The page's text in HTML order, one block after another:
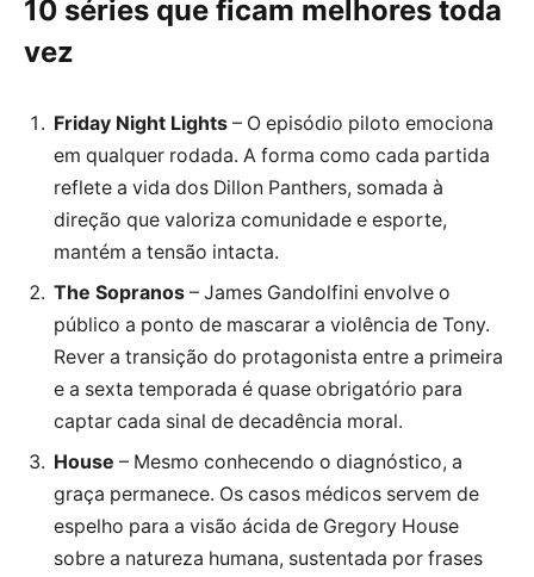
10 séries que ficam melhores toda
vez
Friday Night Lights – O episódio piloto emociona
em qualquer rodada. A forma como cada partida
reflete a vida dos Dillon Panthers, somada à
direção que valoriza comunidade e esporte,
mantém a tensão intacta.
The Sopranos – James Gandolfini envolve o
público a ponto de mascarar a violência de Tony.
Rever a transição do protagonista entre a primeira
e a sexta temporada é quase obrigatório para
captar cada sinal de decadência moral.
House – Mesmo conhecendo o diagnóstico, a
graça permanece. Os casos médicos servem de
espelho para a visão ácida de Gregory House
sobre a natureza humana, sustentada por frases